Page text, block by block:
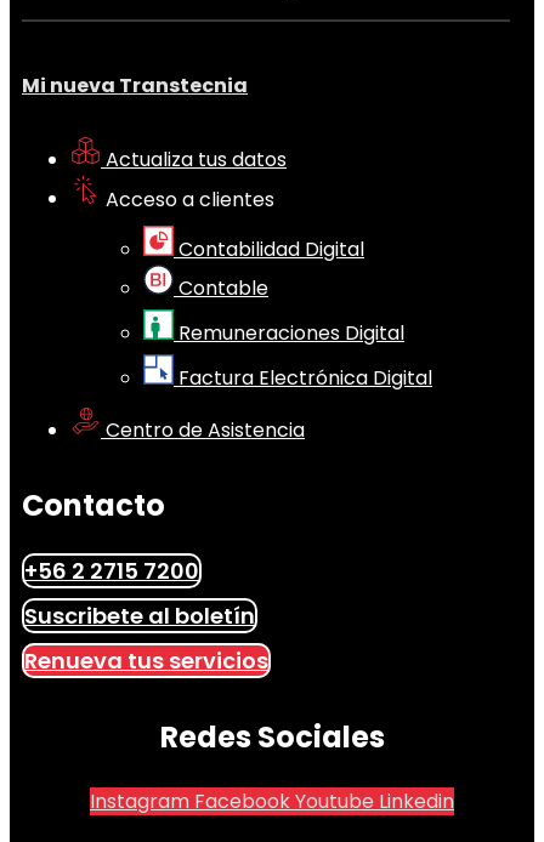
Mi nueva Transtecnia
Actualiza tus datos
Acceso a clientes
Contabilidad Digital
Contable
Remuneraciones Digital
Factura Electrónica Digital
Centro de Asistencia
Contacto
+56 2 2715 7200
Suscribete al boletín
Renueva tus servicios
Redes Sociales
Instagram FacebookYoutube Linkedin